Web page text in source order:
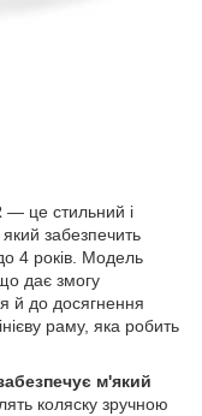
— це стильний і
забезпечить
4 років. Модель
дає змогу
й до досягнення
раму, яка робить
м'який
коляску зручною